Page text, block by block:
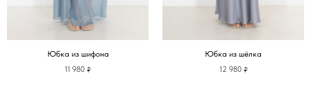
Юбка из шифона
11 980 ₽
Юбка из шёлка
12 980 ₽